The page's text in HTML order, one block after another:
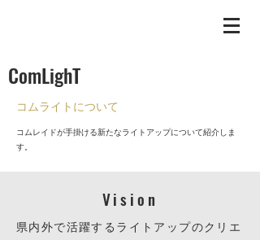
ComLighT
コムライトについて
コムレイドが手掛ける新たなライトアップについて紹介しま
す。
Vision
県内外で活躍するライトアップのクリエ